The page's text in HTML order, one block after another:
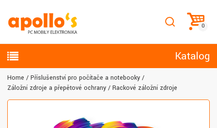
Katalog
Home
Příslušenství pro počítače a notebooky
Záložní zdroje a přepěťové ochrany
Rackové záložní zdroje